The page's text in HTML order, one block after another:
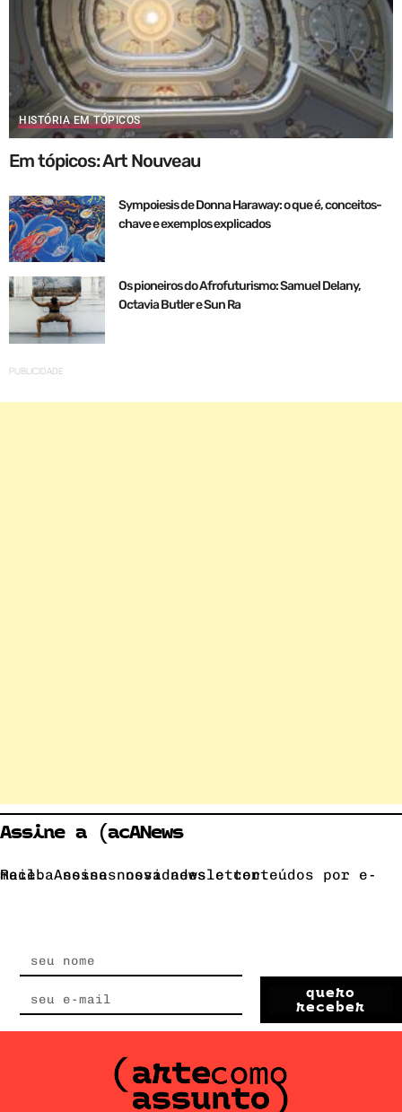
HISTÓRIA EM TÓPICOS
Em tópicos: Art Nouveau
Sympoiesis de Donna Haraway: o que é, conceitos-
chave e exemplos explicados
Os pioneiros do Afrofuturismo: Samuel Delany,
Octavia Butler e Sun Ra
PUBLICIDADE
Assine a (acANews
Receba nossas novidades e conteúdos por e-mail. Assine nossa newsletter.
quero
receber